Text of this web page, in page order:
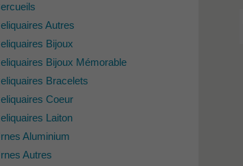
Autres
Bijoux
Bijoux Mémorable
Bracelets
Coeur
Laiton
Aluminium
Autres